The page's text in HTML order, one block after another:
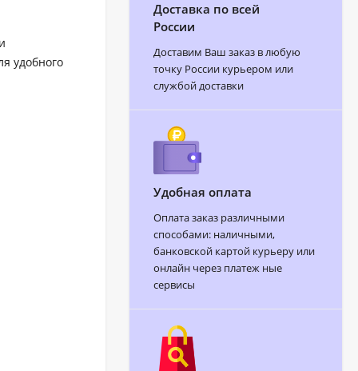
удобного
Доставка по всей
России
Доставим Ваш заказ в любую
точку России курьером или
службой доставки
Удобная оплата
Оплата заказ различными
способами: наличными,
банковской картой курьеру или
онлайн через платеж ные
сервисы